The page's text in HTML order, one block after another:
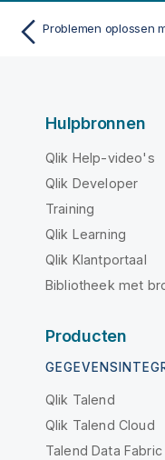
Hulpbronnen
Qlik Help-video's
Qlik Developer
Training
Qlik Learning
Qlik Klantportaal
Bibliotheek met
Producten
Qlik Talend
Qlik Talend Cloud
Talend Data Fabric